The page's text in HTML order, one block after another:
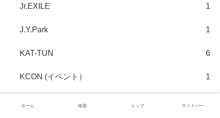
Jr.EXILE 1
J.Y.Park 1
KAT-TUN 6
KCON (イベント） 1
ホーム 検索 トップ サイドバー